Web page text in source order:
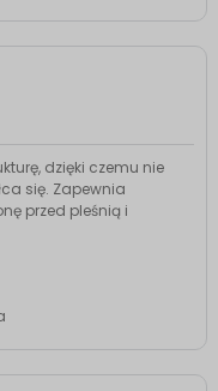
dzięki czemu nie
się. Zapewnia
przed pleśnią i